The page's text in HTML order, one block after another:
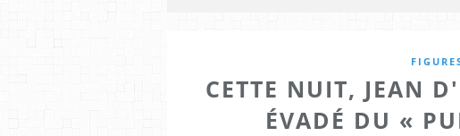
CETTE NUIT, JEAN
ÉVADÉ DU «